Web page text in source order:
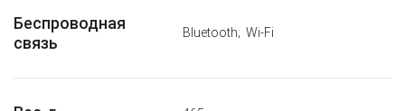
Беспроводная
связь
Bluetooth; Wi-Fi